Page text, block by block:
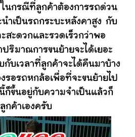
ในกรณีที่ลูกค้าต้องการรถด่วน
นำเป็นรถกระบะหลังคาสูง กับ
สะดวกและรวดเร็วกว่าพอ
ริมาณการขนย้ายจะได้เยอะ
กับเวลาที่ลูกค้าจะได้คืนมาบ้าง
รอรถหกล้อเพื่อที่จะขนย้ายไป
ขึ้นอยู่กับความจำเป็นแล้วก็
กค้าเองครับ